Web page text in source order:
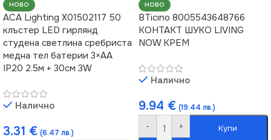
НОВО
ACA Lighting X01502117 50
клъстер LED гирлянд
студена светлина сребриста
медна тел батерии 3×AA
IP20 2.5м + 30см 3W
Налично
3.31 € (6.47 лв.)
НОВО
BTicino 8005543648766
КОНТАКТ ШУКО LIVING
NOW КРЕМ
Налично
9.94 € (19.44 лв.)
- + Купи